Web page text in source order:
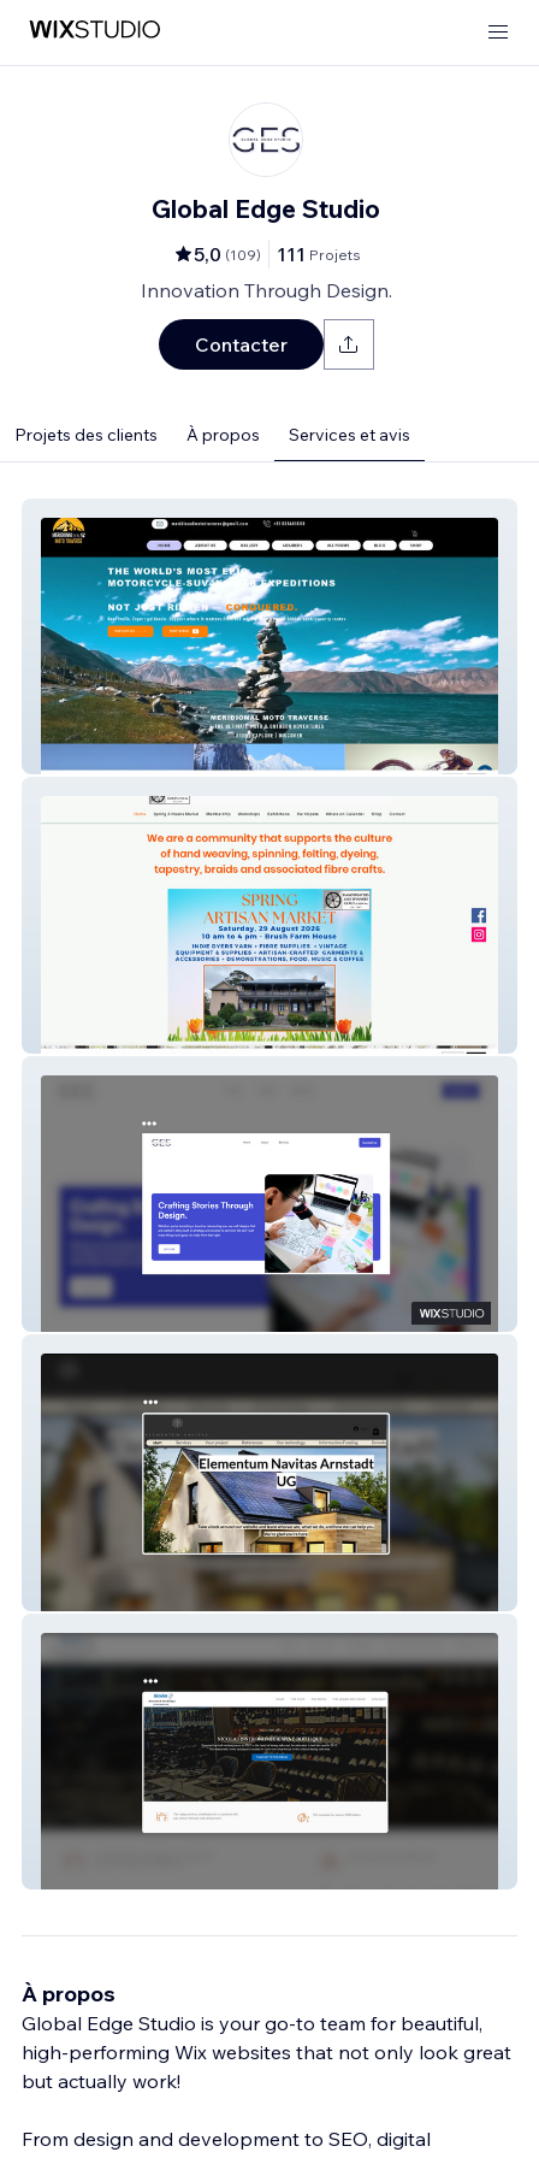
Global Edge Studio
5,0 (109) 111 Projets
Innovation Through Design.
Contacter
Projets des clients À propos Services et avis
www.meridionalmototraverse.com
Hand Weavers & Spinners Guild of NSW
Global Edge Studio
Elementum Navitas Ar
À propos
Global Edge Studio is your go-to team for beautiful,
high-performing Wix websites that not only look great
but actually work!
From design and development to SEO, digital